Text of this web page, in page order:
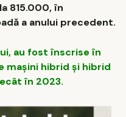
815.000, în
a anului precedent.
au fost înscrise în
mașini hibrid și hibrid
în 2023.